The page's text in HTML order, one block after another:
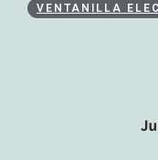
VENTANILLA